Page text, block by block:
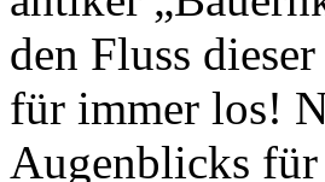
den Fluss
für immer los!
Augenblicks